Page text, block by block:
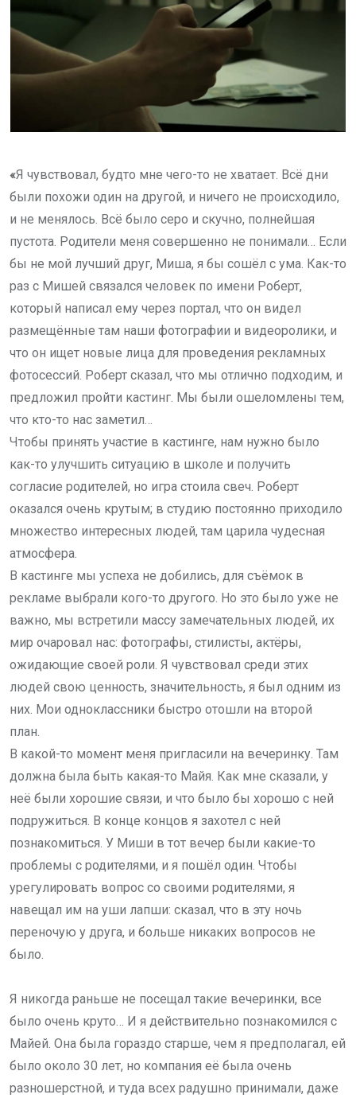
«Я чувствовал, будто мне чего-то не хватает. Всё дни
были похожи один на другой, и ничего не происходило,
и не менялось. Всё было серо и скучно, полнейшая
пустота. Родители меня совершенно не понимали… Если
бы не мой лучший друг, Миша, я бы сошёл с ума. Как-то
раз с Мишей связался человек по имени Роберт,
который написал ему через портал, что он видел
размещённые там наши фотографии и видеоролики, и
что он ищет новые лица для проведения рекламных
фотосессий. Роберт сказал, что мы отлично подходим, и
предложил пройти кастинг. Мы были ошеломлены тем,
что кто-то нас заметил…
Чтобы принять участие в кастинге, нам нужно было
как-то улучшить ситуацию в школе и получить
согласие родителей, но игра стоила свеч. Роберт
оказался очень крутым; в студию постоянно приходило
множество интересных людей, там царила чудесная
атмосфера.
В кастинге мы успеха не добились, для съёмок в
рекламе выбрали кого-то другого. Но это было уже не
важно, мы встретили массу замечательных людей, их
мир очаровал нас: фотографы, стилисты, актёры,
ожидающие своей роли. Я чувствовал среди этих
людей свою ценность, значительность, я был одним из
них. Мои одноклассники быстро отошли на второй
план.
В какой-то момент меня пригласили на вечеринку. Там
должна была быть какая-то Майя. Как мне сказали, у
неё были хорошие связи, и что было бы хорошо с ней
подружиться. В конце концов я захотел с ней
познакомиться. У Миши в тот вечер были какие-то
проблемы с родителями, и я пошёл один. Чтобы
урегулировать вопрос со своими родителями, я
навещал им на уши лапши: сказал, что в эту ночь
переночую у друга, и больше никаких вопросов не
было.
Я никогда раньше не посещал такие вечеринки, все
было очень круто… И я действительно познакомился с
Майей. Она была гораздо старше, чем я предполагал, ей
было около 30 лет, но компания её была очень
разношерстной, и туда всех радушно принимали, даже